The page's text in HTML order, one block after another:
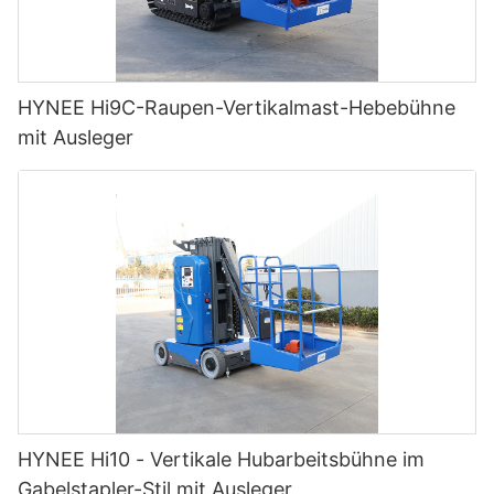
HYNEE Hi9C-Raupen-Vertikalmast-Hebebühne
mit Ausleger
HYNEE Hi10 - Vertikale Hubarbeitsbühne im
Gabelstapler-Stil mit Ausleger